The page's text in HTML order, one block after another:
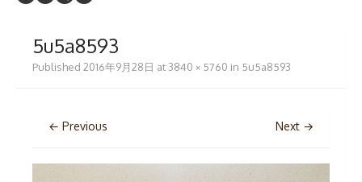
5u5a8593
Published 2016年9月28日 at 3840 × 5760 in 5u5a8593
← Previous Next →